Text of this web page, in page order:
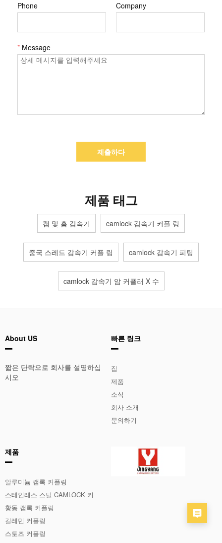
Phone Company
* Message
제출하다
제품 태그
캠 및 홈 감속기 camlock 감속기 커플 링
중국 스레드 감속기 커플 링 camlock 감속기 피팅
camlock 감속기 암 커플러 X 수
About US
짧은 단락으로 회사를 설명하십
시오
빠른 링크
집
제품
소식
회사 소개
문의하기
제품
알루미늄 캠록 커플링
스테인레스 스틸 CAMLOCK 커
플 링
황동 캠록 커플링
길레민 커플링
스토즈 커플링